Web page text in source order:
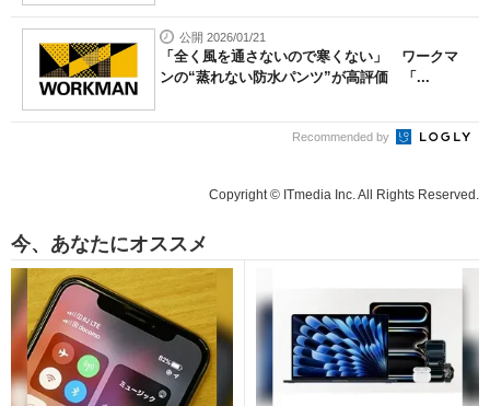
公開 2026/01/21
「全く風を通さないので寒くない」 ワークマ
ンの“蒸れない防水パンツ”が高評価 「...
Recommended by
Copyright © ITmedia Inc. All Rights Reserved.
今、あなたにオススメ